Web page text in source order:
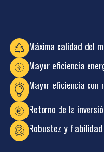
Máxima calidad del
Mayor eficiencia
Mayor eficiencia con
Retorno de la
Robustez y